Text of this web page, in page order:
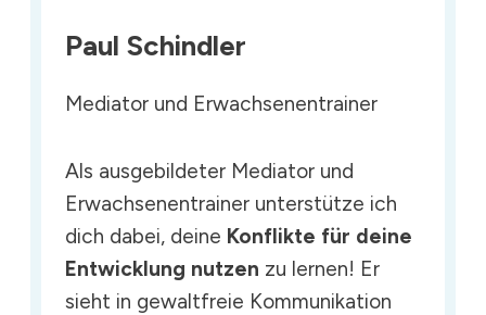
Paul Schindler
Mediator und Erwachsenentrainer
Als ausgebildeter Mediator und
Erwachsenentrainer unterstütze ich
dich dabei, deine Konflikte für deine
Entwicklung nutzen zu lernen! Er
sieht in gewaltfreie Kommunikation